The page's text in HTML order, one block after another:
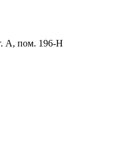
А, пом. 196-Н